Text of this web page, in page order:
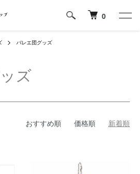
0
バレエ団グッズ
ズ
おすすめ順 価格順 新着順